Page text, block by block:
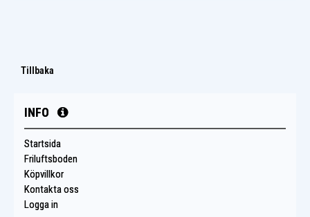
Tillbaka
INFO
Startsida
Friluftsboden
Köpvillkor
Kontakta oss
Logga in